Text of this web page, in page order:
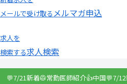
メールで受け取る メルマガ申込
求人を
検索する求人検索
💬7/21新着🥼常勤医師紹介👍中国💬7/